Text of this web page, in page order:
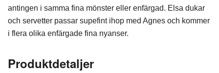
antingen i samma fina mönster eller enfärgad. Elsa dukar
och servetter passar supefint ihop med Agnes och kommer
i flera olika enfärgade fina nyanser.
Produktdetaljer